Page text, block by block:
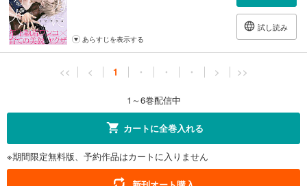
試し読み
あらすじを表示する
<< < 1 ・ ・ ・ > >>
1～6巻配信中
カートに全巻入れる
※期間限定無料版、予約作品はカートに入りません